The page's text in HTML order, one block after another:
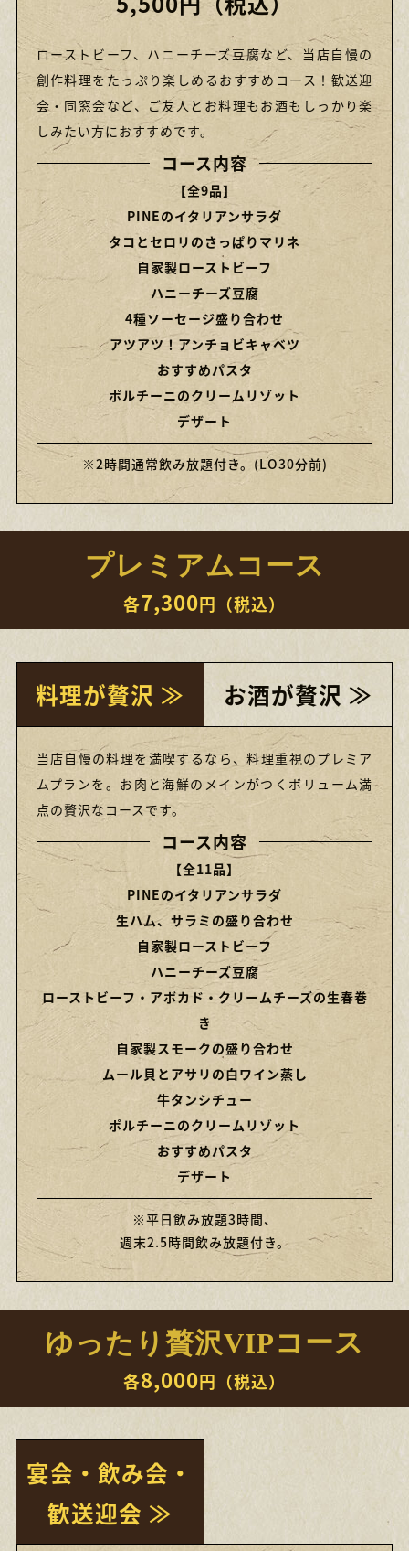
ローストビーフ、ハニーチーズ豆腐など、当店自慢の
創作料理をたっぷり楽しめるおすすめコース！歓送迎
会・同窓会など、ご友人とお料理もお酒もしっかり楽
しみたい方におすすめです。
コース内容
【全9品】
PINEのイタリアンサラダ
タコとセロリのさっぱりマリネ
自家製ローストビーフ
ハニーチーズ豆腐
4種ソーセージ盛り合わせ
アツアツ！アンチョビキャベツ
おすすめパスタ
ポルチーニのクリームリゾット
デザート
※2時間通常飲み放題付き。(LO30分前)
プレミアムコース
各7,300円（税込）
料理が贅沢 ≫ お酒が贅沢 ≫
当店自慢の料理を満喫するなら、料理重視のプレミア
ムプランを。お肉と海鮮のメインがつくボリューム満
点の贅沢なコースです。
コース内容
【全11品】
PINEのイタリアンサラダ
生ハム、サラミの盛り合わせ
自家製ローストビーフ
ハニーチーズ豆腐
ローストビーフ・アボカド・クリームチーズの生春巻
き
自家製スモークの盛り合わせ
ムール貝とアサリの白ワイン蒸し
牛タンシチュー
ポルチーニのクリームリゾット
おすすめパスタ
デザート
※平日飲み放題3時間、
週末2.5時間飲み放題付き。
ゆったり贅沢VIPコース
各8,000円（税込）
宴会・飲み会・
歓送迎会 ≫